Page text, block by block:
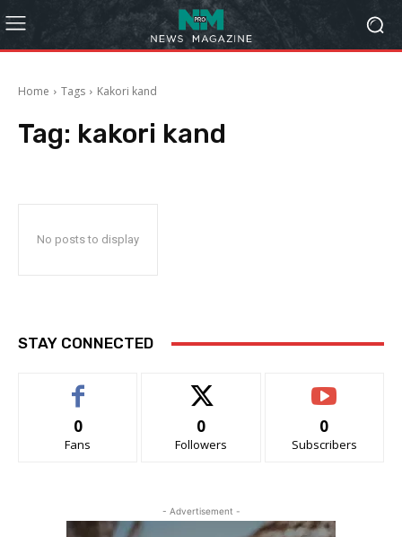
Home Tags Kakori kand
Tag: kakori kand
No posts to display
STAY CONNECTED
0
Fans
0
Followers
0
Subscribers
- Advertisement -